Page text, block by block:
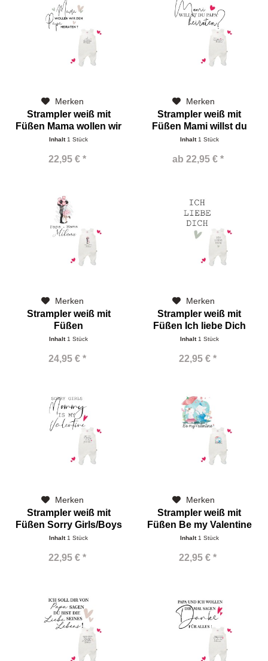
Merken
Strampler weiß mit
Füßen Mama wollen wir
Inhalt 1 Stück
22,95 € *
Merken
Strampler weiß mit
Füßen Mami willst du
Inhalt 1 Stück
ab 22,95 € *
Merken
Strampler weiß mit
Füßen
Papa+Mama=Name
Inhalt 1 Stück
24,95 € *
Merken
Strampler weiß mit
Füßen Ich liebe Dich
Inhalt 1 Stück
22,95 € *
Merken
Strampler weiß mit
Füßen Sorry Girls/Boys
Inhalt1 Stück
22,95 € *
Merken
Strampler weiß mit
Füßen Be my Valentine
Inhalt1 Stück
22,95 € *